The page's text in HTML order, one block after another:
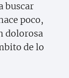
buscar
poco,
dolorosa
de lo